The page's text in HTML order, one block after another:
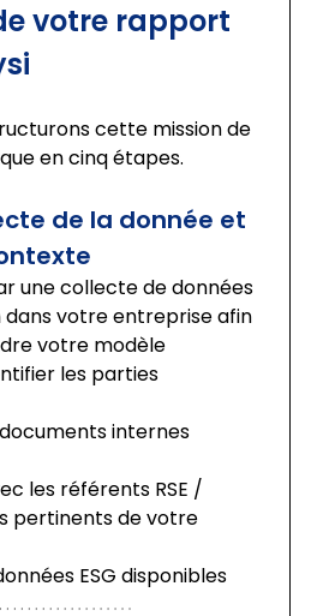
votre rapport
cette mission de
en cinq étapes.
de la donnée et
une collecte de données
dans votre entreprise afin
votre modèle
les parties
internes
les référents RSE /
pertinents de votre
ESG disponibles